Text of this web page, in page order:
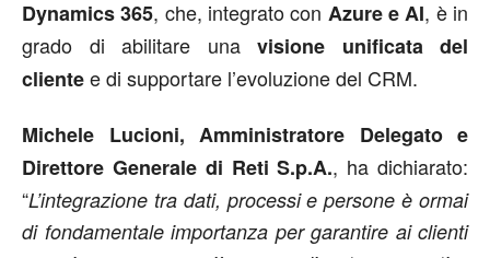
Dynamics 365, che, integrato con Azure e AI, è in
grado di abilitare una visione unificata del
clientee di supportare l’evoluzione del CRM.
Michele Lucioni, Amministratore Delegato e
Direttore Generale di Reti S.p.A., ha dichiarato:
“L’integrazione tra dati, processi e persone è ormai
di fondamentale importanza per garantire ai clienti